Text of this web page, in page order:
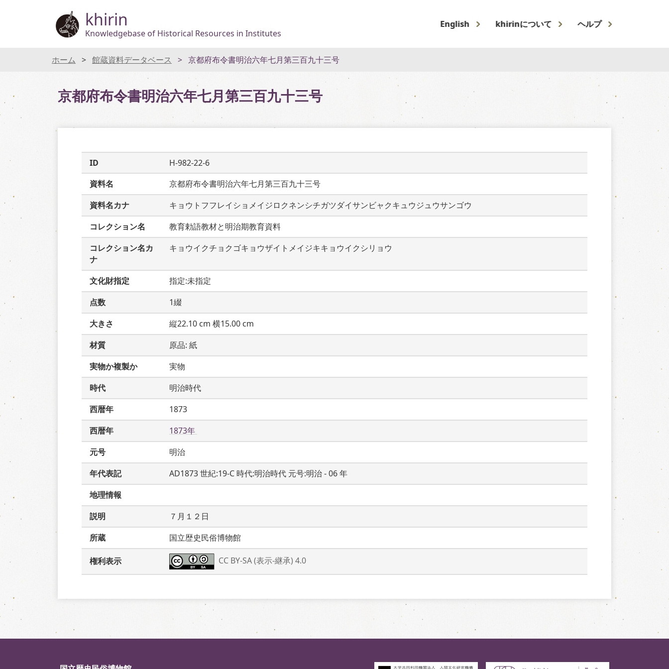
khirin
Knowledgebase of Historical Resources in Institutes
English khirinについて ヘルプ
ホーム 館蔵資料データベース 京都府布令書明治六年七月第三百九十三号
京都府布令書明治六年七月第三百九十三号
ID
H-982-22-6
資料名
京都府布令書明治六年七月第三百九十三号
資料名カナ
キョウトフフレイショメイジロクネンシチガツダイサンビャクキュウジュウサンゴウ
コレクション名
教育勅語教材と明治期教育資料
コレクション名カ
ナ
キョウイクチョクゴキョウザイトメイジキキョウイクシリョウ
文化財指定
指定:未指定
点数
1綴
大きさ
縦22.10 cm 横15.00 cm
材質
原品: 紙
実物か複製か
実物
時代
明治時代
西暦年
1873
西暦年
1873年
元号
明治
年代表記
AD1873 世紀:19-C 時代:明治時代 元号:明治 - 06 年
地理情報
説明
７月１２日
所蔵
国立歴史民俗博物館
権利表示 CC BY-SA (表示-継承) 4.0